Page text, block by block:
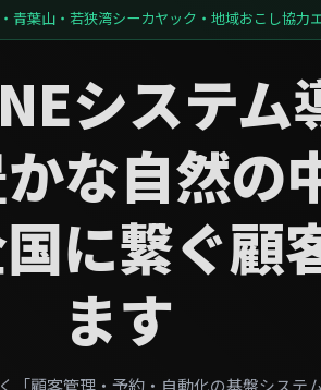
システム
な自然の
に繋ぐ顧
ます
「顧客管理・予約・自動化の基盤システ
進×地域おこしという特性を活かした